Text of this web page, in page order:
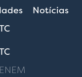
Notícias
ENEM